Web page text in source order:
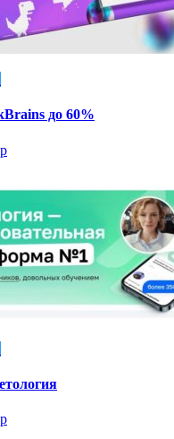
до 60%